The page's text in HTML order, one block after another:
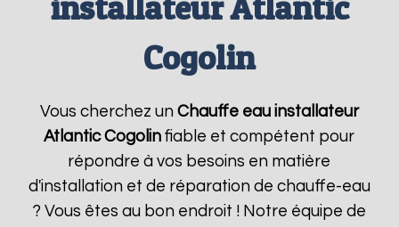
Cogolin
Vous cherchez un Chauffe eau installateur
Atlantic Cogolin fiable et compétent pour
répondre à vos besoins en matière
d'installation et de réparation de chauffe-eau
? Vous êtes au bon endroit ! Notre équipe de